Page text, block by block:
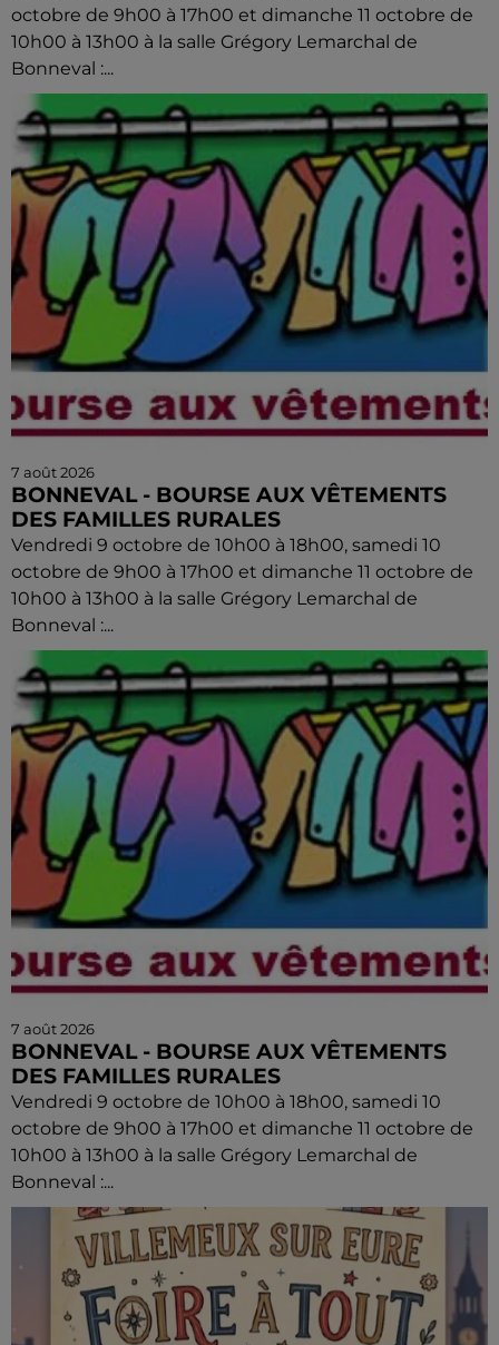
octobre de 9h00 à 17h00 et dimanche 11 octobre de
10h00 à 13h00 à la salle Grégory Lemarchal de
Bonneval :...
7 août 2026
BONNEVAL - BOURSE AUX VÊTEMENTS
DES FAMILLES RURALES
Vendredi 9 octobre de 10h00 à 18h00, samedi 10
octobre de 9h00 à 17h00 et dimanche 11 octobre de
10h00 à 13h00 à la salle Grégory Lemarchal de
Bonneval :...
7 août 2026
BONNEVAL - BOURSE AUX VÊTEMENTS
DES FAMILLES RURALES
Vendredi 9 octobre de 10h00 à 18h00, samedi 10
octobre de 9h00 à 17h00 et dimanche 11 octobre de
10h00 à 13h00 à la salle Grégory Lemarchal de
Bonneval :...